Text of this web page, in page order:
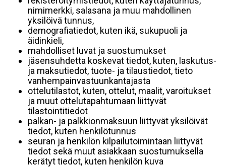
nimimerkki, salasana ja muu mahdollinen
yksilöivä tunnus,
demografiatiedot, kuten ikä, sukupuoli ja
äidinkieli,
mahdolliset luvat ja suostumukset
jäsensuhdetta koskevat tiedot, kuten, laskutus-
ja maksutiedot, tuote- ja tilaustiedot, tieto
vanhempainvastuunkantajasta
ottelutilastot, kuten, ottelut, maalit, varoitukset
ja muut ottelutapahtumaan liittyvät
tilastointitiedot
palkan- ja palkkionmaksuun liittyvät yksilöivät
tiedot, kuten henkilötunnus
seuran ja henkilön kilpailutoimintaan liittyvät
tiedot sekä muut asiakkaan suostumuksella
kerätyt tiedot, kuten henkilön kuva